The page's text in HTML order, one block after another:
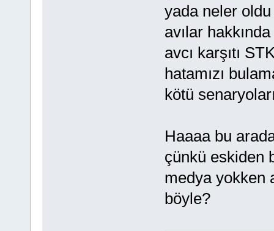
yada neler
avılar
avcı karşıtı
hatamızı
kötü
Haaaa bu
çünkü eskiden
medya yokken
böyle?